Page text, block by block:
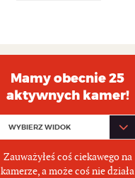
Mamy obecnie 25
aktywnych kamer!
Zauważyłeś coś ciekawego na
kamerze, a może coś nie działa